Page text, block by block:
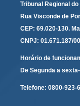
Faça sua
Denúncia
Denúncia
Notícia de
Tribunal Regional
Rua Visconde de
CEP: 69.020-130.
CNPJ: 01.671.187/
Horário de
De Segunda a
Telefone: 0800-923-